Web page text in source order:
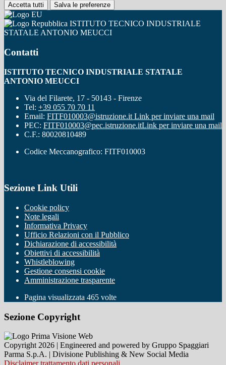
Accetta tutti Salva le preferenze
ISTITUTO TECNICO INDUSTRIALE
STATALE ANTONIO MEUCCI
Contatti
ISTITUTO TECNICO INDUSTRIALE STATALE
ANTONIO MEUCCI
Via del Filarete, 17 - 50143 - Firenze
Tel: +39 055 70 70 11
Email: FITF010003@istruzione.it Link per inviare una mail
PEC: FITF010003@pec.istruzione.itLink per inviare una mail
C.F.: 80020810489
Codice Meccanografico: FITF010003
Sezione Link Utili
Cookie policy
Note legali
Informativa Privacy
Ufficio Relazioni con il Pubblico
Dichiarazione di accessibilità
Obiettivi di accessibilità
Whistleblowing
Gestione consensi cookie
Amministrazione trasparente
Pagina visualizzata 465 volte
Sezione Copyright
Copyright 2026 | Engineered and powered by Gruppo Spaggiari
Parma S.p.A. | Divisione Publishing & New Social Media